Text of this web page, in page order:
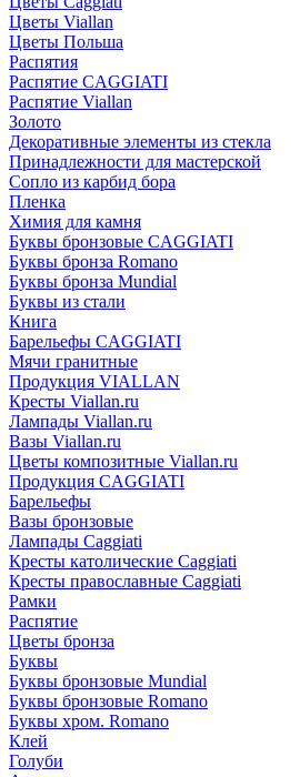
Цветы Viallan
Цветы Польша
Распятия
Распятие CAGGIATI
Распятие Viallan
Золото
Декоративные элементы из стекла
Принадлежности для мастерской
Сопло из карбид бора
Пленка
Химия для камня
Буквы бронзовые CAGGIATI
Буквы бронза Romano
Буквы бронза Mundial
Буквы из стали
Книга
Барельефы CAGGIATI
Мячи гранитные
Продукция VIALLAN
Кресты Viallan.ru
Лампады Viallan.ru
Вазы Viallan.ru
Цветы композитные Viallan.ru
Продукция CAGGIATI
Барельефы
Вазы бронзовые
Лампады Caggiati
Кресты католические Caggiati
Кресты православные Caggiati
Рамки
Распятие
Цветы бронза
Буквы
Буквы бронзовые Mundial
Буквы бронзовые Romano
Буквы хром. Romano
Клей
Голуби